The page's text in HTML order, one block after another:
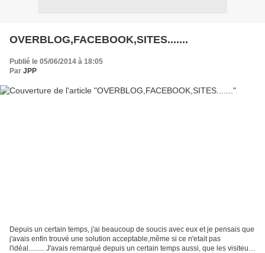
OVERBLOG,FACEBOOK,SITES.......
Publié le 05/06/2014 à 18:05
Par JPP
Depuis un certain temps, j'ai beaucoup de soucis avec eux et je pensais que
j'avais enfin trouvé une solution acceptable,même si ce n'etait pas
l'idéal......... J'avais remarqué depuis un certain temps aussi, que les visiteurs